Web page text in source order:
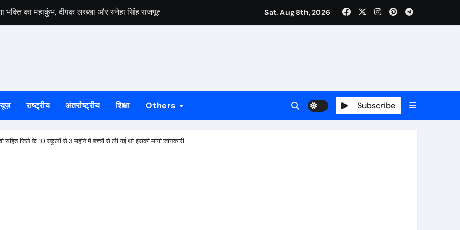
भक्ति का महाकुंभ, दीपक लख्खा और स्नेहा सिंह राजपूत की भजन संध्या होगी आकर्षण
ताकत : सुदेश महतो
1000 कांवरियों का भव्य जत्था, शिव परिवार की झांकी और सांस्कृतिक कार्यक्रम होंगे आकर्षण
भीतर बैठे अनिल महतो की मौत, गांव में मातम
को विधायक सोनाराम सिंकु ने भेंट किए मॉडल नगाड़ा
Sat. Aug 8th, 2026
राष्ट्रीय अंतर्राष्ट्रीय शिक्षा Others Subscribe
सहित जिले के 10 स्कूलों से 3 महीने में बच्चों से ली गई थी इसकी मांगी जानकारी